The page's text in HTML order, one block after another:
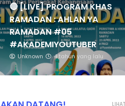
🔴 [LIVE] PROGRAM KHAS
RAMADAN : AHLAN YA
RAMADAN #05
#AKADEMIYOUTUBER
Unknown 4 tahun yang lalu